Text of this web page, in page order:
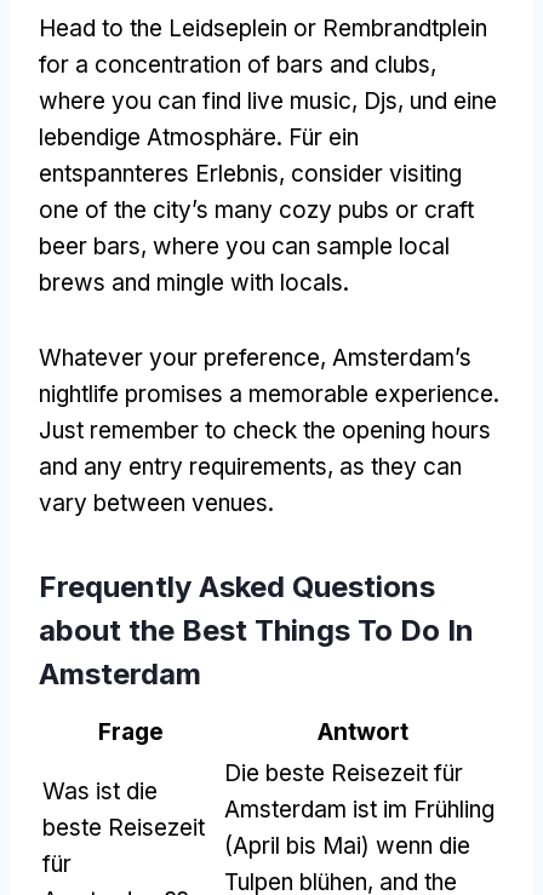
Head to the Leidseplein or Rembrandtplein
for a concentration of bars and clubs,
where you can find live music, Djs, und eine
lebendige Atmosphäre. Für ein
entspannteres Erlebnis, consider visiting
one of the city’s many cozy pubs or craft
beer bars, where you can sample local
brews and mingle with locals.
Whatever your preference, Amsterdam’s
nightlife promises a memorable experience.
Just remember to check the opening hours
and any entry requirements, as they can
vary between venues.
Frequently Asked Questions
about the Best Things To Do In
Amsterdam
Frage Antwort
Was ist die
beste Reisezeit
für
Die beste Reisezeit für
Amsterdam ist im Frühling
(April bis Mai) wenn die
Tulpen blühen, and the